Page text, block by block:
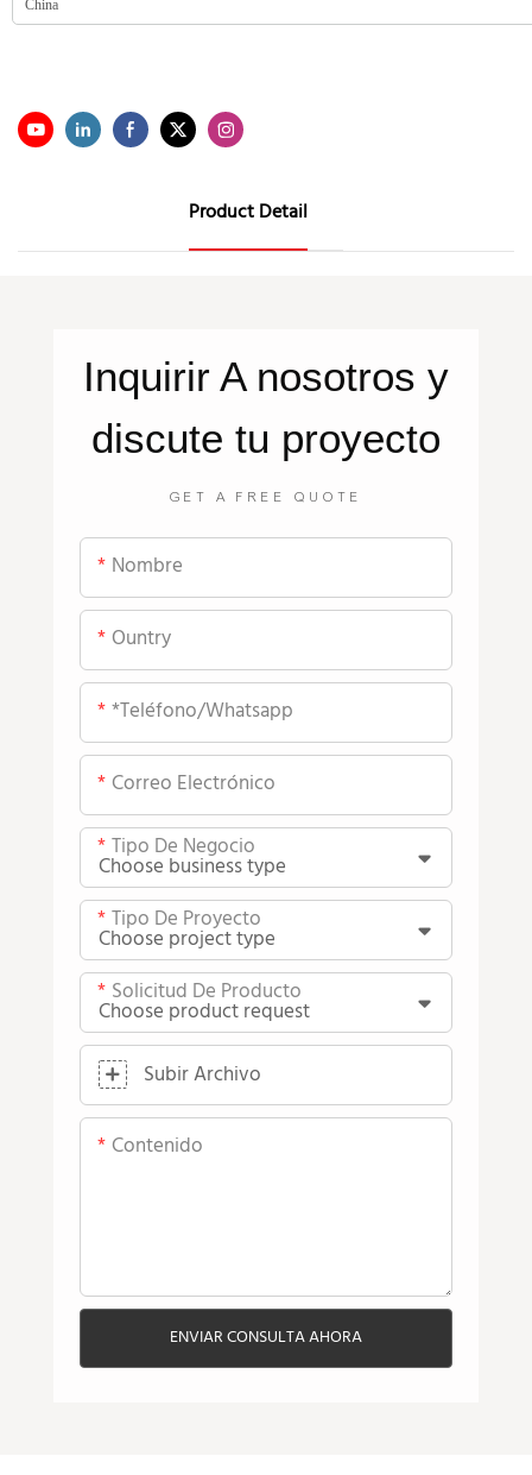
Product Detail
Inquirir A nosotros y
discute tu proyecto
GET A FREE QUOTE
Nombre
Ountry
*teléfono/whatsapp
Correo Electrónico
Tipo De Negocio
Tipo De Proyecto
Solicitud De Producto
Subir Archivo
Contenido
ENVIAR CONSULTA AHORA